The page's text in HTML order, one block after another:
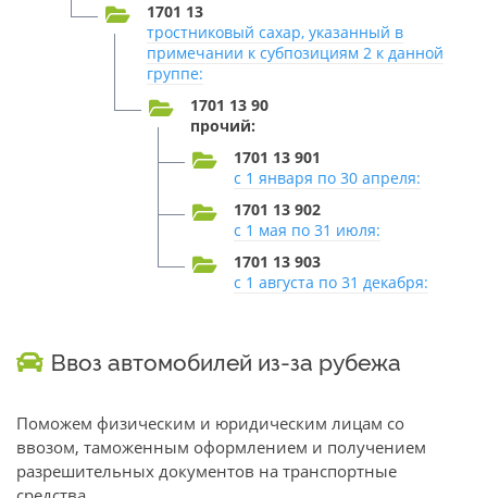
1701 13
тростниковый сахар, указанный в
примечании к субпозициям 2 к данной
группе:
1701 13 90
прочий:
1701 13 901
с 1 января по 30 апреля:
1701 13 902
с 1 мая по 31 июля:
1701 13 903
с 1 августа по 31 декабря:
Ввоз автомобилей из-за рубежа
Поможем физическим и юридическим лицам со
ввозом, таможенным оформлением и получением
разрешительных документов на транспортные